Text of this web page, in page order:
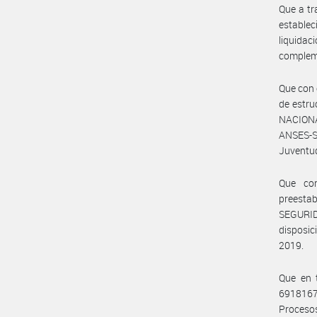
Que a
Que
de
Que
2019.
Que en